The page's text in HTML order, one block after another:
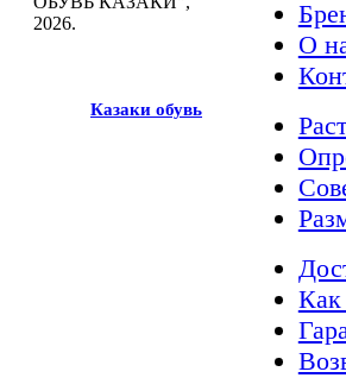
2026.
Казаки обувь
О
Как